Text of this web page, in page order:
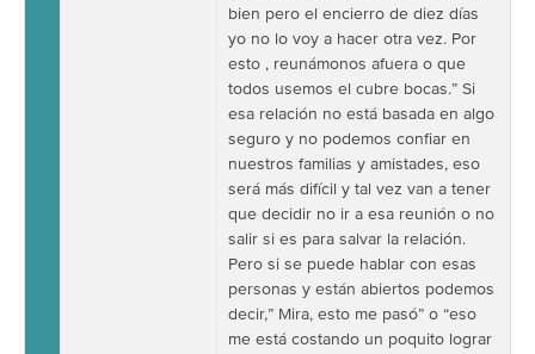
bien pero el encierro de diez días
yo no lo voy a hacer otra vez. Por
esto , reunámonos afuera o que
todos usemos el cubre bocas.” Si
esa relación no está basada en algo
seguro y no podemos confiar en
nuestros familias y amistades, eso
será más difícil y tal vez van a tener
que decidir no ir a esa reunión o no
salir si es para salvar la relación.
Pero si se puede hablar con esas
personas y están abiertos podemos
decir,” Mira, esto me pasó” o “eso
me está costando un poquito lograr